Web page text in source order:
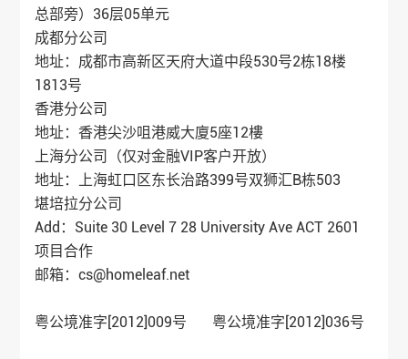
总部旁）36层05单元
成都分公司
地址：成都市高新区天府大道中段530号2栋18楼
1813号
香港分公司
地址：香港尖沙咀港威大廈5座12樓
上海分公司（仅对金融VIP客户开放）
地址：上海虹口区东长治路399号双狮汇B栋503
堪培拉分公司
Add：Suite 30 Level 7 28 University Ave ACT 2601
项目合作
邮箱：cs@homeleaf.net
粤公境准字[2012]009号 粤公境准字[2012]036号